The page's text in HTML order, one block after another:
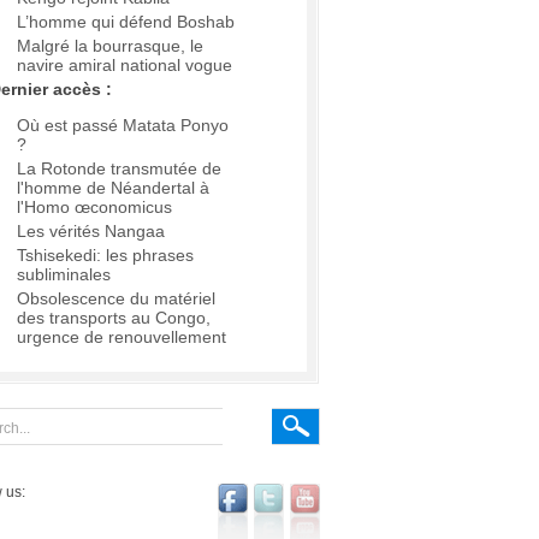
L’homme qui défend Boshab
Malgré la bourrasque, le
navire amiral national vogue
accès :
Où est passé Matata Ponyo
?
La Rotonde transmutée de
l'homme de Néandertal à
l'Homo œconomicus
Les vérités Nangaa
Tshisekedi: les phrases
subliminales
Obsolescence du matériel
des transports au Congo,
urgence de renouvellement
us: